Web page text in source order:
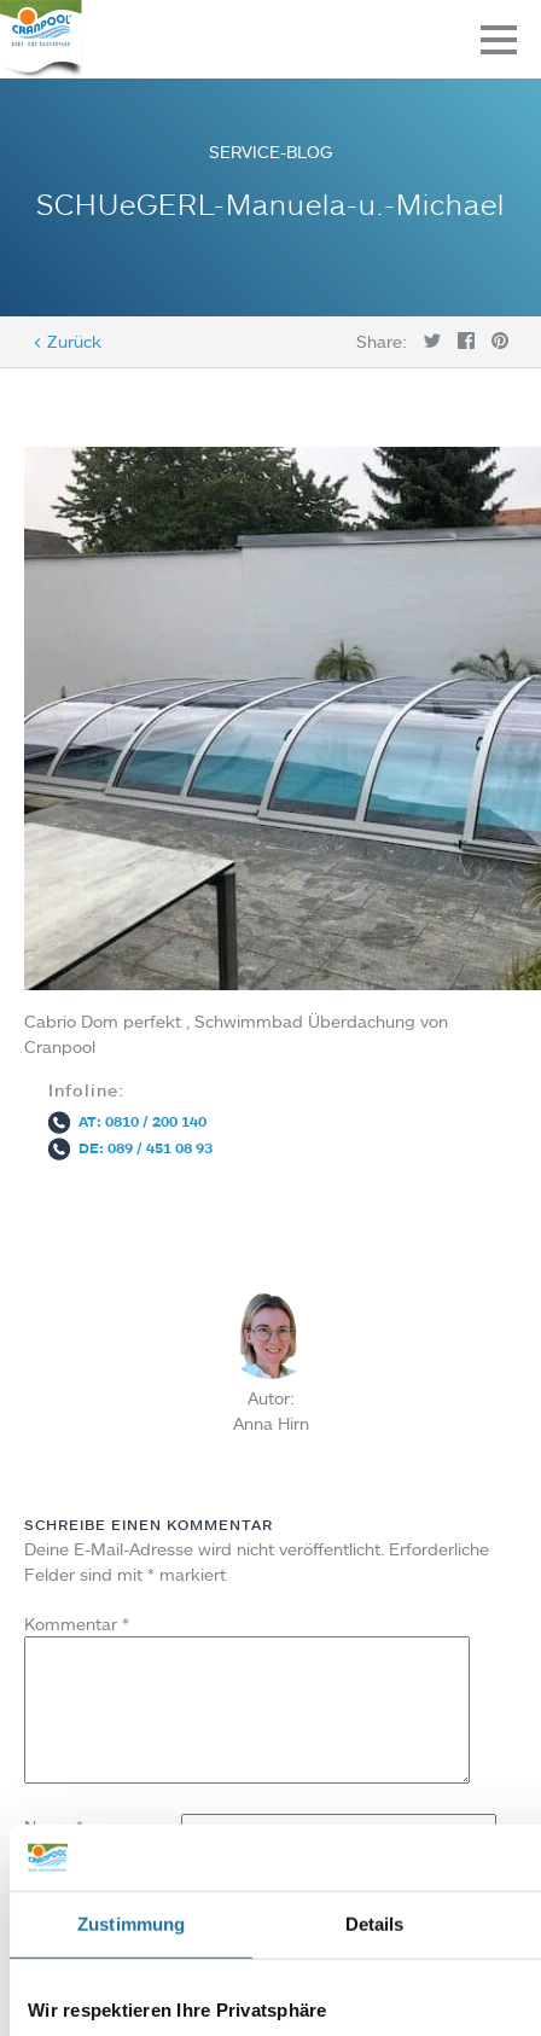
Zustimmung Details
Wir respektieren Ihre Privatsphäre
SERVICE-BLOG
SCHUeGERL-Manuela-u.-Michael
< Zurück Share:
Cabrio Dom perfekt , Schwimmbad Überdachung von
Cranpool
Infoline:
AT: 0810 / 200 140
DE: 089 / 451 08 93
Autor:
Anna Hirn
SCHREIBE EINEN KOMMENTAR
Deine E-Mail-Adresse wird nicht veröffentlicht. Erforderliche
Felder sind mit * markiert
Kommentar *
Name *
E-Mail-Adresse*
Website